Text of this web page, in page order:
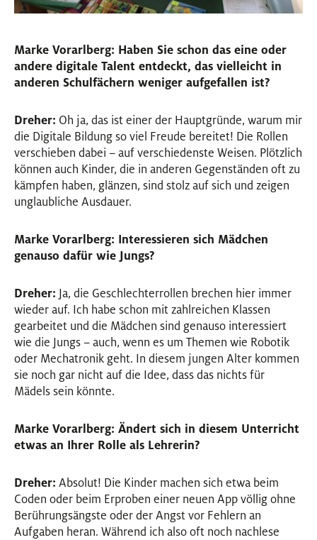
Marke Vorarlberg: Haben Sie schon das eine oder
andere digitale Talent entdeckt, das vielleicht in
anderen Schulfächern weniger aufgefallen ist?
Dreher: Oh ja, das ist einer der Hauptgründe, warum mir
die Digitale Bildung so viel Freude bereitet! Die Rollen
verschieben dabei – auf verschiedenste Weisen. Plötzlich
können auch Kinder, die in anderen Gegenständen oft zu
kämpfen haben, glänzen, sind stolz auf sich und zeigen
unglaubliche Ausdauer.
Marke Vorarlberg: Interessieren sich Mädchen
genauso dafür wie Jungs?
Dreher: Ja, die Geschlechterrollen brechen hier immer
wieder auf. Ich habe schon mit zahlreichen Klassen
gearbeitet und die Mädchen sind genauso interessiert
wie die Jungs – auch, wenn es um Themen wie Robotik
oder Mechatronik geht. In diesem jungen Alter kommen
sie noch gar nicht auf die Idee, dass das nichts für
Mädels sein könnte.
Marke Vorarlberg: Ändert sich in diesem Unterricht
etwas an Ihrer Rolle als Lehrerin?
Dreher: Absolut! Die Kinder machen sich etwa beim
Coden oder beim Erproben einer neuen App völlig ohne
Berührungsängste oder der Angst vor Fehlern an
Aufgaben heran. Während ich also oft noch nachlese